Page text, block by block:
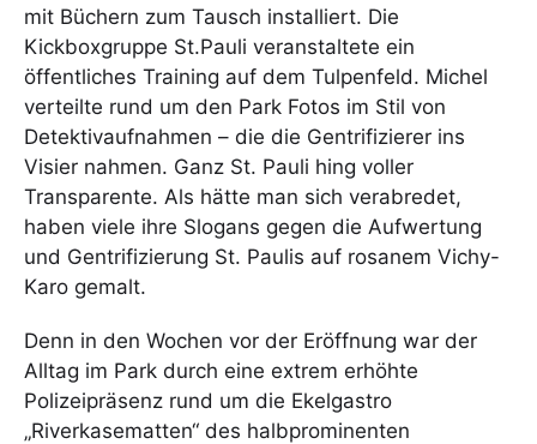
mit Büchern zum Tausch installiert. Die
Kickboxgruppe St.Pauli veranstaltete ein
öffentliches Training auf dem Tulpenfeld. Michel
verteilte rund um den Park Fotos im Stil von
Detektivaufnahmen – die die Gentrifizierer ins
Visier nahmen. Ganz St. Pauli hing voller
Transparente. Als hätte man sich verabredet,
haben viele ihre Slogans gegen die Aufwertung
und Gentrifizierung St. Paulis auf rosanem Vichy-
Karo gemalt.
Denn in den Wochen vor der Eröffnung war der
Alltag im Park durch eine extrem erhöhte
Polizeipräsenz rund um die Ekelgastro
„Riverkasematten“ des halbprominenten